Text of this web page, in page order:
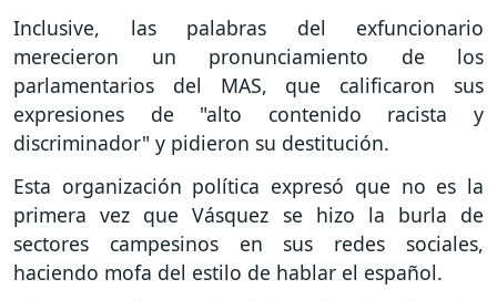
Inclusive, las palabras del exfuncionario
merecieron un pronunciamiento de los
parlamentarios del MAS, que calificaron sus
expresiones de "alto contenido racista y
discriminador" y pidieron su destitución.
Esta organización política expresó que no es la
primera vez que Vásquez se hizo la burla de
sectores campesinos en sus redes sociales,
haciendo mofa del estilo de hablar el español.